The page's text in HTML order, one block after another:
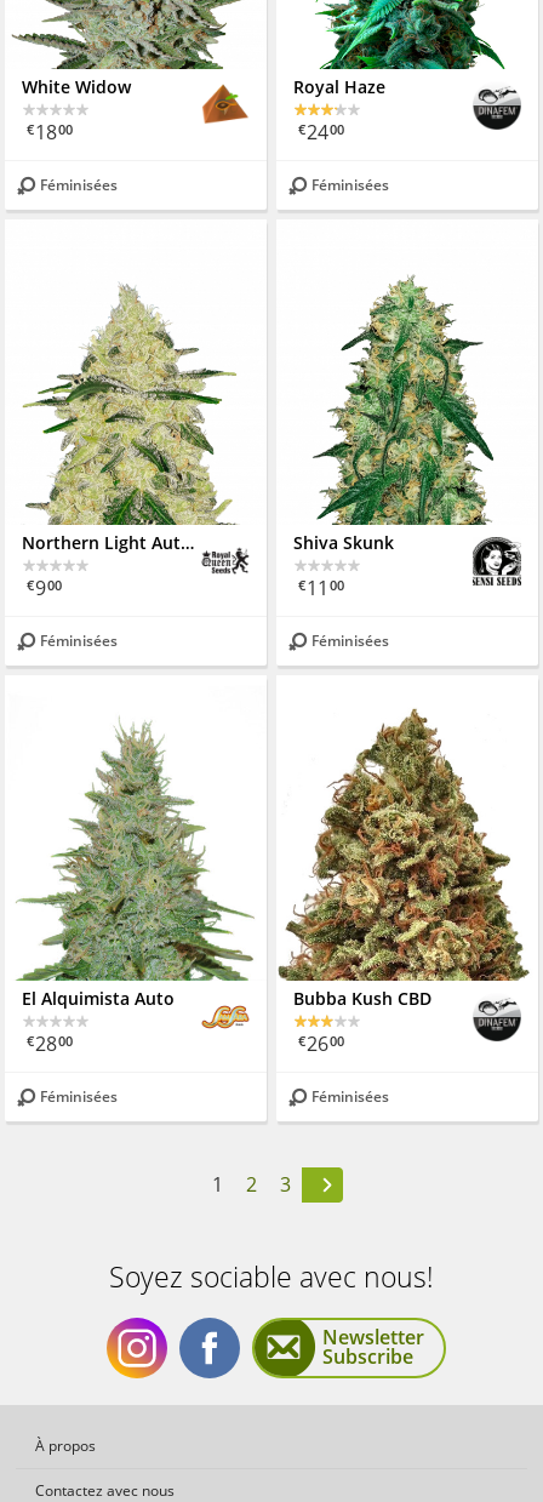
White Widow
€1800
Féminisées
Royal Haze
€2400
Féminisées
Northern Light Automatic
€900
Féminisées
Shiva Skunk
€11 00
Féminisées
El Alquimista Auto
€2800
Féminisées
Bubba Kush CBD
€2600
Féminisées
1 2 3
Soyez sociable avec nous!
SoyezSoyez
Newsletter
Subscribe
À propos
Contactez avec nous